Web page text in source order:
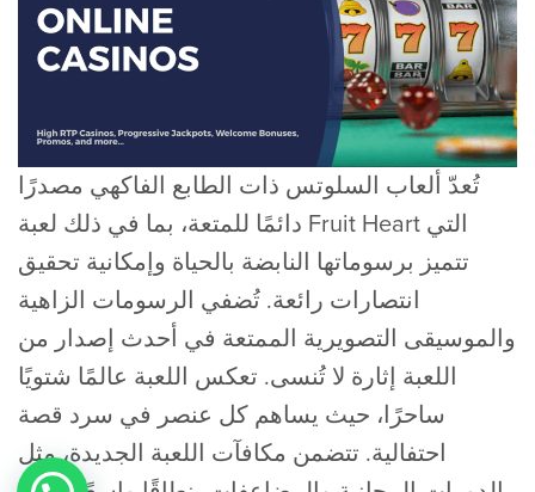
تُعدّ ألعاب السلوتس ذات الطابع الفاكهي مصدرًا
دائمًا للمتعة، بما في ذلك لعبة Fruit Heart التي
تتميز برسوماتها النابضة بالحياة وإمكانية تحقيق
انتصارات رائعة. تُضفي الرسومات الزاهية
والموسيقى التصويرية الممتعة في أحدث إصدار من
اللعبة إثارة لا تُنسى. تعكس اللعبة عالمًا شتويًا
ساحرًا، حيث يساهم كل عنصر في سرد ​​قصة
احتفالية. تتضمن مكافآت اللعبة الجديدة، مثل